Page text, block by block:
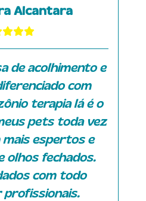
(foto em anexo).
pois
capacitada e
Gostaria
a Isa, que
na unidade do
ele estava
de ozonioterapia,
ela está somente
domiciliares.
Alcantara
de acolhimento e
com
terapia lá é o
pets toda vez
mais espertos e
olhos fechados.
com todo
profissionais.